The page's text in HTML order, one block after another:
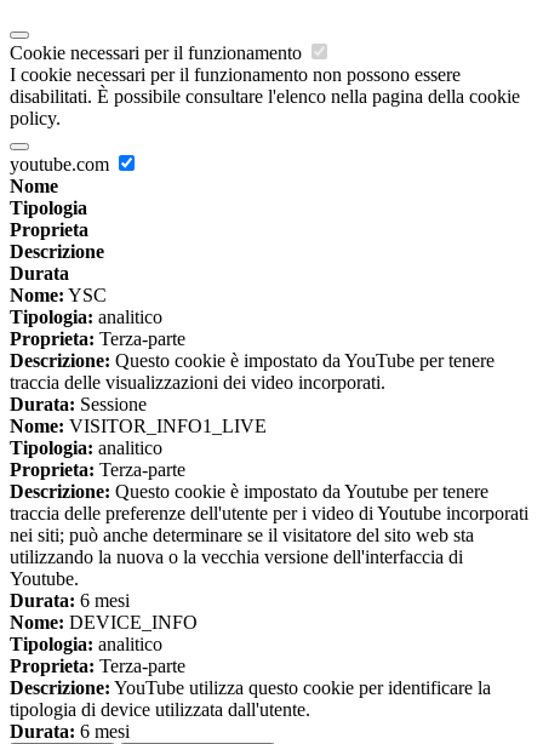
Cookie necessari per il funzionamento
I cookie necessari per il funzionamento non possono essere
disabilitati. È possibile consultare l'elenco nella pagina della cookie
policy.
youtube.com
Nome
Tipologia
Proprieta
Descrizione
Durata
Nome: YSC
Tipologia: analitico
Proprieta: Terza-parte
Descrizione: Questo cookie è impostato da YouTube per tenere
traccia delle visualizzazioni dei video incorporati.
Durata: Sessione
Nome: VISITOR_INFO1_LIVE
Tipologia: analitico
Proprieta: Terza-parte
Descrizione: Questo cookie è impostato da Youtube per tenere
traccia delle preferenze dell'utente per i video di Youtube incorporati
nei siti; può anche determinare se il visitatore del sito web sta
utilizzando la nuova o la vecchia versione dell'interfaccia di
Youtube.
Durata: 6 mesi
Nome: DEVICE_INFO
Tipologia: analitico
Proprieta: Terza-parte
Descrizione: YouTube utilizza questo cookie per identificare la
tipologia di device utilizzata dall'utente.
Durata: 6 mesi